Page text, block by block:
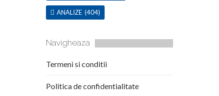
ANALIZE (404)
Navigheaza
Termeni si conditii
Politica de confidentialitate